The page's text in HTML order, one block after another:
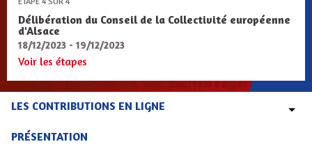
Délibération du Conseil de la Collectivité européenne
d'Alsace
18/12/2023 - 19/12/2023
Voir les étapes
LES CONTRIBUTIONS EN LIGNE
PRÉSENTATION